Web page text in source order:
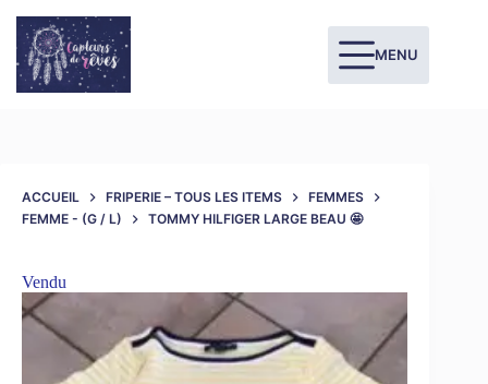
MENU
ACCUEIL FRIPERIE – TOUS LES ITEMS
FEMMES
FEMME - (G / L)
TOMMY HILFIGER LARGE BEAU 🤩
Vendu